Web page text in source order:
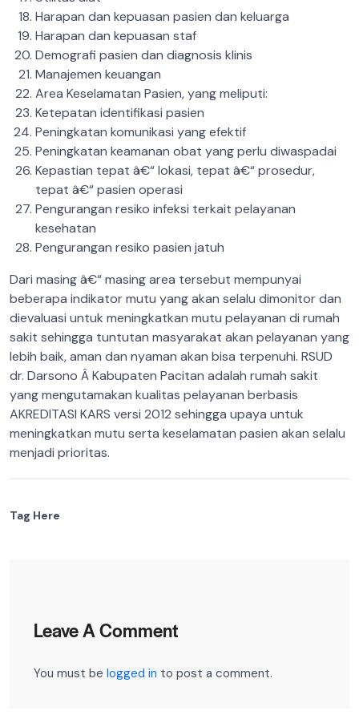
Harapan dan kepuasan pasien dan keluarga
Harapan dan kepuasan staf
Demografi pasien dan diagnosis klinis
Manajemen keuangan
Area Keselamatan Pasien, yang meliputi:
Ketepatan identifikasi pasien
Peningkatan komunikasi yang efektif
Peningkatan keamanan obat yang perlu diwaspadai
Kepastian tepat â€“ lokasi, tepat â€“ prosedur,
tepat â€“ pasien operasi
Pengurangan resiko infeksi terkait pelayanan
kesehatan
Pengurangan resiko pasien jatuh
Dari masing â€“ masing area tersebut mempunyai
beberapa indikator mutu yang akan selalu dimonitor dan
dievaluasi untuk meningkatkan mutu pelayanan di rumah
sakit sehingga tuntutan masyarakat akan pelayanan yang
lebih baik, aman dan nyaman akan bisa terpenuhi. RSUD
dr. Darsono Â Kabupaten Pacitan adalah rumah sakit
yang mengutamakan kualitas pelayanan berbasis
AKREDITASI KARS versi 2012 sehingga upaya untuk
meningkatkan mutu serta keselamatan pasien akan selalu
menjadi prioritas.
Tag Here
Leave A Comment
You must be logged in to post a comment.